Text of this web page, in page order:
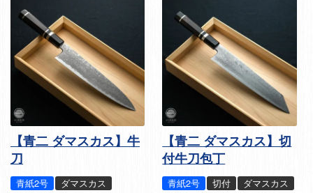
【青二 ダマスカス】牛
刀
青紙2号 ダマスカス
【青二 ダマスカス】切
付牛刀包丁
青紙2号 切付 ダマスカス